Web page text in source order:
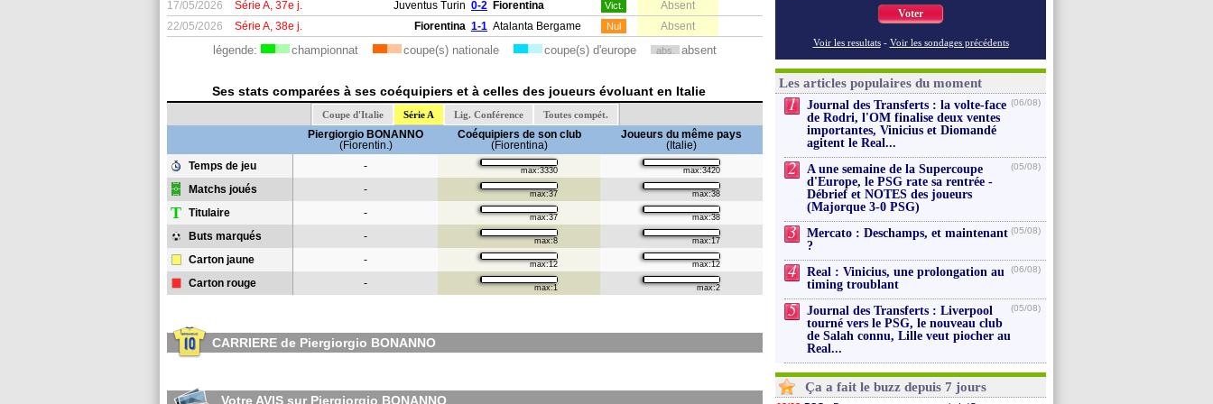
17/05/2026
Série A, 37e j. Juventus Turin 0-2 Fiorentina Vict.
Absent
22/05/2026
Série A, 38e j. Fiorentina 1-1 Atalanta Bergame Nul Absent
légende: championnat coupe(s) nationale coupe(s) d'europe abs. absent
Ses stats comparées à ses coéquipiers et à celles des joueurs évoluant en Italie
Coupe d'Italie Série A Lig. Conférence Toutes compét.
Piergiorgio BONANNO
(Fiorentin.)
Coéquipiers de son club
(Fiorentina)
Joueurs du même pays
(Italie)
Temps de jeu
- max:3330 max:3420
Matchs joués - max:37 max:38
T Titulaire - max:37 max:38
Buts marqués - max:8 max:17
Carton jaune - max:12 max:12
Carton rouge - max:1 max:2
CARRIERE de Piergiorgio BONANNO
Votre AVIS sur Piergiorgio BONANNO
Voter
Voir les resultats - Voir les sondages précédents
Les articles populaires du moment
1
Journal des Transferts : la volte-face
de Rodri, l'OM finalise deux ventes
importantes, Vinicius et Diomandé
agitent le Real...
(06/08)
2
A une semaine de la Supercoupe
d'Europe, le PSG rate sa rentrée -
Débrief et NOTES des joueurs
(Majorque 3-0 PSG)
(05/08)
3
Mercato : Deschamps, et maintenant
?
(05/08)
4
Real : Vinicius, une prolongation au
timing troublant
(06/08)
5
Journal des Transferts : Liverpool
tourné vers le PSG, le nouveau club
de Salah connu, Lille veut piocher au
Real...
(05/08)
Ça a fait le buzz depuis 7 jours